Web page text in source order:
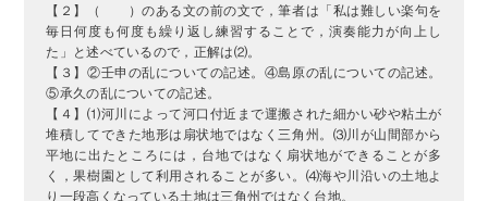
【２】（ ）のある文の前の文で，筆者は「私は難しい楽句を
毎日何度も何度も繰り返し練習することで，演奏能力が向上し
た」と述べているので，正解は⑵。
【３】②壬申の乱についての記述。④島原の乱についての記述。
⑤承久の乱についての記述。
【４】⑴河川によって河口付近まで運搬された細かい砂や粘土が
堆積してできた地形は扇状地ではなく三角州。⑶川が山間部から
平地に出たところには，台地ではなく扇状地ができることが多
く，果樹園として利用されることが多い。⑷海や川沿いの土地よ
り一段高くなっている土地は三角州ではなく台地。